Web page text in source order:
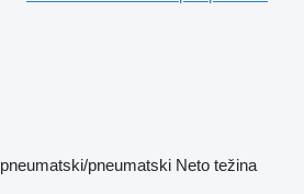
pneumatski/pneumatski Neto težina